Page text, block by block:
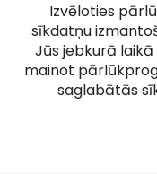
Izvēloties
sīkdatņu
Jūs jebkurā
mainot
saglabātās